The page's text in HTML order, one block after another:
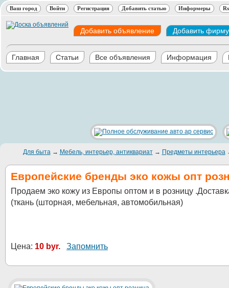
Ваш город Войти Регистрация Добавить статью Информеры
Добавить объявление Добавить фирму
Главная Статьи Все объявления Информация
Для быта→ Мебель, интерьер, антиквариат→ Предметы интерьера
Европейские бренды эко кожы опт
Продаем эко кожу из Европы оптом и в розницу
(ткань (шторная, мебельная, автомобильная)
Цена: 10 byr. Запомнить